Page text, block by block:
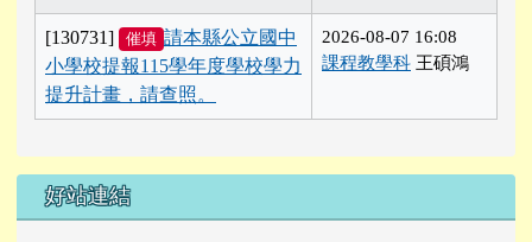
[130731] 催填 請本縣公立國中
小學校提報115學年度學校學力
提升計畫，請查照。
2026-08-07 16:08
課程教學科 王碩鴻
好站連結